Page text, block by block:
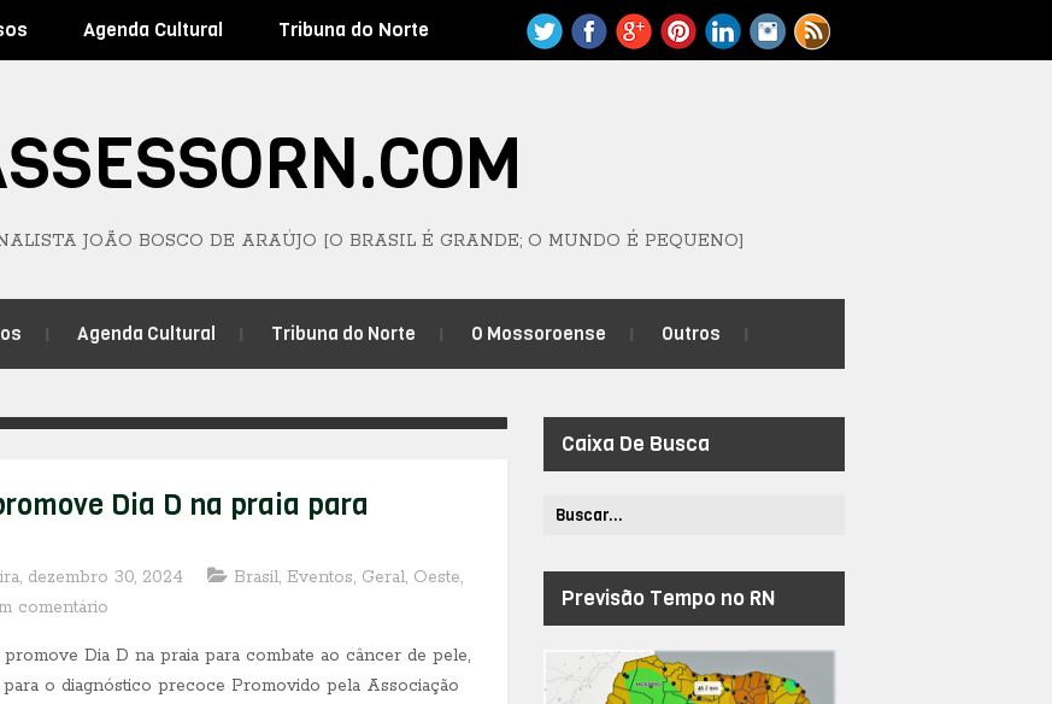
Agenda Cultural Tribuna do Norte
JOÃO BOSCO DE ARAÚJO [O BRASIL É GRANDE; O MUNDO É PEQUENO]
Agenda Cultural Tribuna do Norte O Mossoroense Outros
Dia D na praia para
dezembro 30, 2024 Brasil, Eventos, Geral, Oeste,
comentário
Dia D na praia para combate ao câncer de pele,
para o diagnóstico precoce Promovido pela Associação
Caixa De Busca
Previsão Tempo no RN